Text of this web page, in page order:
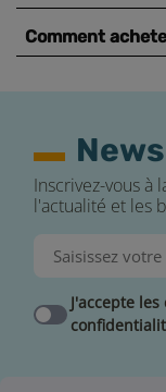
Comment
Inscrivez-vous à
l'actualité et les
J'accepte